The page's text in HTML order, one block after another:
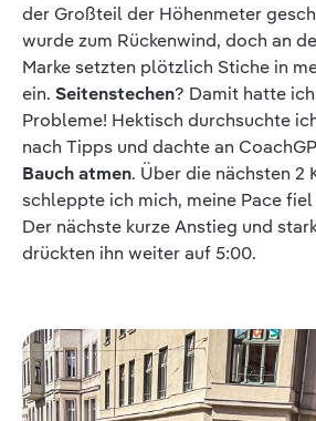
der Großteil der Höhenmeter
wurde zum Rückenwind, doch an
Marke setzten plötzlich Stiche in
ein. Seitenstechen? Damit hatte
Probleme! Hektisch durchsuchte
nach Tipps und dachte an
Bauch atmen. Über die nächsten 2
schleppte ich mich, meine Pace
Der nächste kurze Anstieg und
drückten ihn weiter auf 5:00.